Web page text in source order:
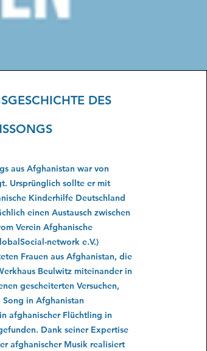
DES
aus Afghanistan war von
Ursprünglich sollte er mit
Kinderhilfe Deutschland
einen Austausch zwischen
Verein Afghanische
network e.V.)
Frauen aus Afghanistan, die
Beulwitz miteinander in
gescheiterten Versuchen,
Song in Afghanistan
afghanischer Flüchtling in
Dank seiner Expertise
afghanischer Musik realisiert